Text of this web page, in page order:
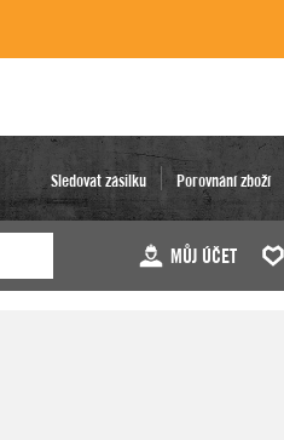
Sledovat zásilku Porovnání zboží
MŮJ ÚČET